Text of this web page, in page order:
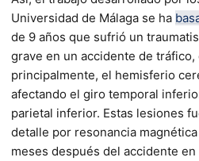
Universidad de Málaga se ha
de 9 años que sufrió un
grave en un accidente de tráfico,
principalmente, el hemisferio
afectando el giro temporal
parietal inferior. Estas lesiones
detalle por resonancia
meses después del accidente en